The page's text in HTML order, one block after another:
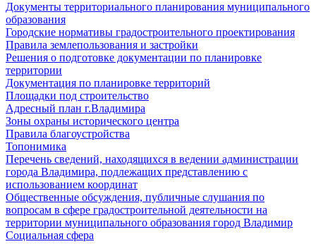
Документы территориального планирования муниципального
образования
Городские нормативы градостроительного проектирования
Правила землепользования и застройки
Решения о подготовке документации по планировке
территории
Документация по планировке территорий
Площадки под строительство
Адресный план г.Владимира
Зоны охраны исторического центра
Правила благоустройства
Топонимика
Перечень сведений, находящихся в ведении администрации
города Владимира, подлежащих представлению с
использованием координат
Общественные обсуждения, публичные слушания по
вопросам в сфере градостроительной деятельности на
территории муниципального образования город Владимир
Социальная сфера